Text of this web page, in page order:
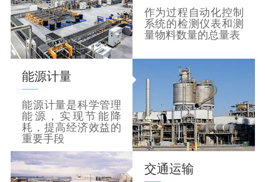
作为过程自动化控制
系统的检测仪表和测
量物料数量的总量表
能源计量
能源计量是科学管理
能源，实现节能降
耗，提高经济效益的
重要手段
交通运输